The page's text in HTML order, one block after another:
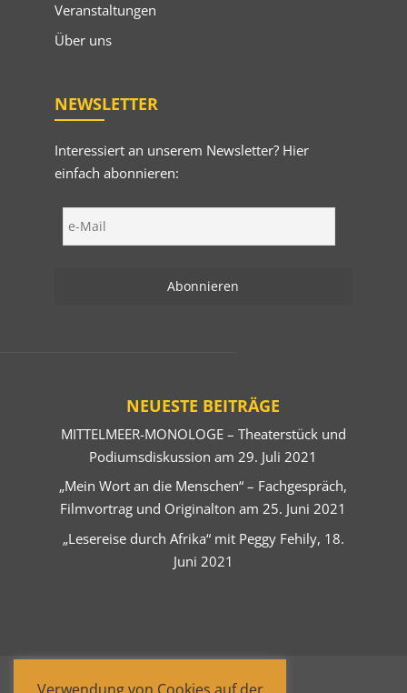
Veranstaltungen
Über uns
NEWSLETTER
Interessiert an unserem Newsletter? Hier
einfach abonnieren:
NEUESTE BEITRÄGE
MITTELMEER-MONOLOGE – Theaterstück und
Podiumsdiskussion am 29. Juli 2021
„Mein Wort an die Menschen“ – Fachgespräch,
Filmvortrag und Originalton am 25. Juni 2021
„Lesereise durch Afrika“ mit Peggy Fehily, 18.
Juni 2021
Verwendung von Cookies auf der